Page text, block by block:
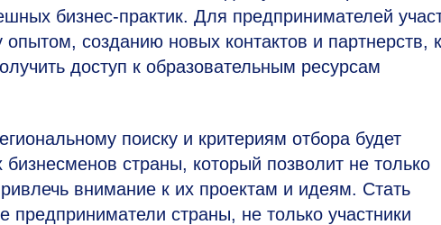
бизнес-практик. Для предпринимателей
опытом, созданию новых контактов и партнерств,
доступ к образовательным ресурсам
поиску и критериям отбора будет
страны, который позволит не только
внимание к их проектам и идеям. Стать
предприниматели страны, не только участники